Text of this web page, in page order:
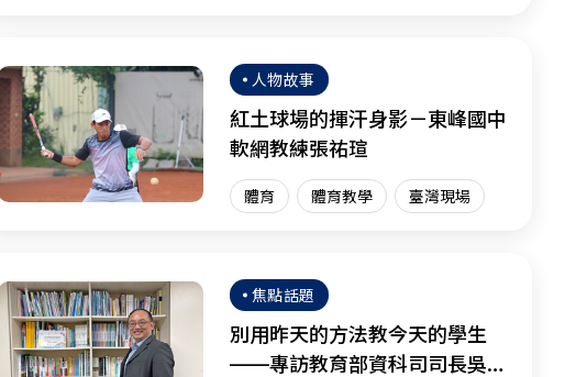
人物故事
紅土球場的揮汗身影－東峰國中
軟網教練張祐瑄
體育 體育教學 臺灣現場
焦點話題
別用昨天的方法教今天的學生
——專訪教育部資科司司長吳穎